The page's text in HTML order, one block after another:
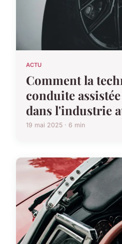
ACTU
Comment la
conduite
dans l'industrie
19 mai 2025 · 6 min